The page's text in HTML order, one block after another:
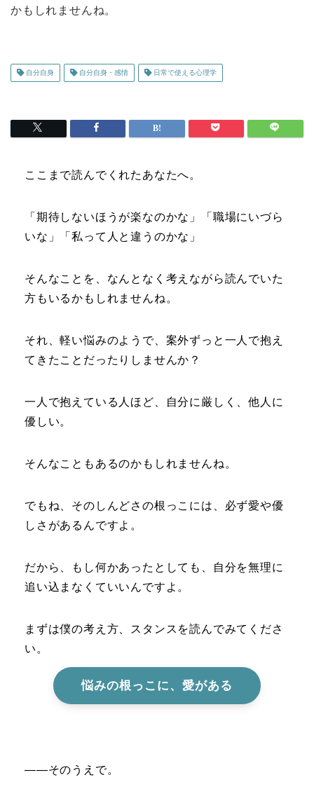
かもしれませんね。
自分自身 自分自身・感情 日常で使える心理学
ここまで読んでくれたあなたへ。
「期待しないほうが楽なのかな」「職場にいづら
いな」「私って人と違うのかな」
そんなことを、なんとなく考えながら読んでいた
方もいるかもしれませんね。
それ、軽い悩みのようで、案外ずっと一人で抱え
てきたことだったりしませんか？
一人で抱えている人ほど、自分に厳しく、他人に
優しい。
そんなこともあるのかもしれませんね。
でもね、そのしんどさの根っこには、必ず愛や優
しさがあるんですよ。
だから、もし何かあったとしても、自分を無理に
追い込まなくていいんですよ。
まずは僕の考え方、スタンスを読んでみてくださ
い。
悩みの根っこに、愛がある
――そのうえで。